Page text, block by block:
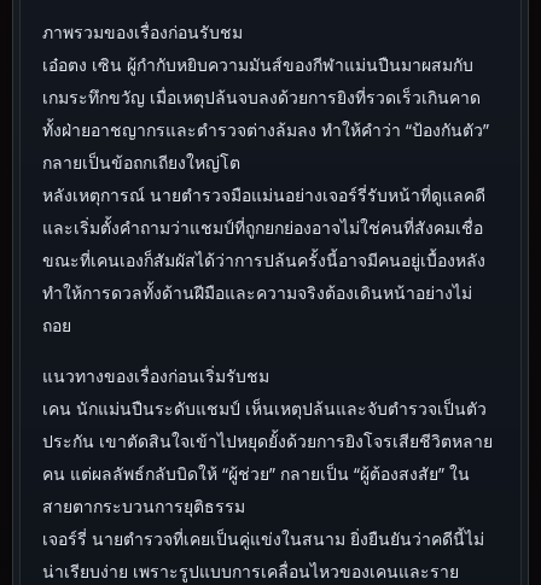
ภาพรวมของเรื่องก่อนรับชม
เอ๋อตง เซิน ผู้กำกับหยิบความมันส์ของกีฬาแม่นปืนมาผสมกับ
เกมระทึกขวัญ เมื่อเหตุปล้นจบลงด้วยการยิงที่รวดเร็วเกินคาด
ทั้งฝ่ายอาชญากรและตำรวจต่างล้มลง ทำให้คำว่า “ป้องกันตัว”
กลายเป็นข้อถกเถียงใหญ่โต
หลังเหตุการณ์ นายตำรวจมือแม่นอย่างเจอร์รี่รับหน้าที่ดูแลคดี
และเริ่มตั้งคำถามว่าแชมป์ที่ถูกยกย่องอาจไม่ใช่คนที่สังคมเชื่อ
ขณะที่เคนเองก็สัมผัสได้ว่าการปล้นครั้งนี้อาจมีคนอยู่เบื้องหลัง
ทำให้การดวลทั้งด้านฝีมือและความจริงต้องเดินหน้าอย่างไม่
ถอย
แนวทางของเรื่องก่อนเริ่มรับชม
เคน นักแม่นปืนระดับแชมป์ เห็นเหตุปล้นและจับตำรวจเป็นตัว
ประกัน เขาตัดสินใจเข้าไปหยุดยั้งด้วยการยิงโจรเสียชีวิตหลาย
คน แต่ผลลัพธ์กลับบิดให้ “ผู้ช่วย” กลายเป็น “ผู้ต้องสงสัย” ใน
สายตากระบวนการยุติธรรม
เจอร์รี่ นายตำรวจที่เคยเป็นคู่แข่งในสนาม ยิ่งยืนยันว่าคดีนี้ไม่
น่าเรียบง่าย เพราะรูปแบบการเคลื่อนไหวของเคนและราย